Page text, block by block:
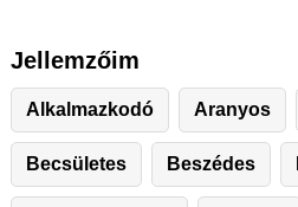
Jellemzőim
Alkalmazkodó Aranyos
Becsületes Beszédes